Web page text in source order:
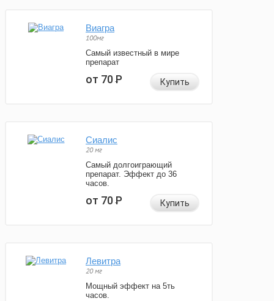
Виагра
100мг
Самый известный в мире
препарат
от 70Р Купить
Сиалис
20 мг
Самый долгоиграющий
препарат. Эффект до 36
часов.
от 70Р Купить
Левитра
20 мг
Мощный эффект на 5ть
часов.